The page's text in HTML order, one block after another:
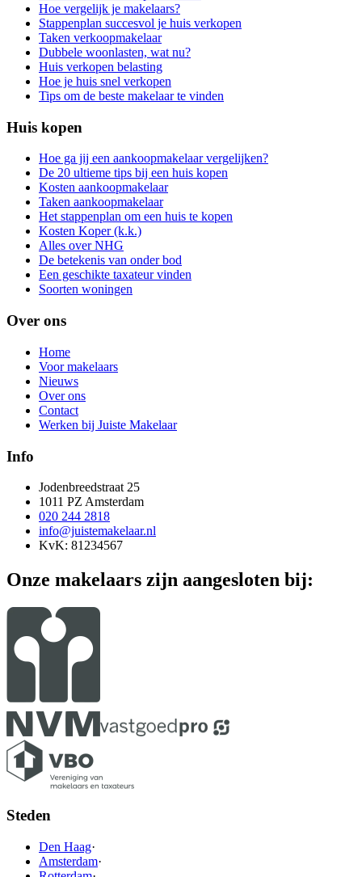
Hoe vergelijk je makelaars?
Stappenplan succesvol je huis verkopen
Taken verkoopmakelaar
Dubbele woonlasten, wat nu?
Huis verkopen belasting
Hoe je huis snel verkopen
Tips om de beste makelaar te vinden
Huis kopen
Hoe ga jij een aankoopmakelaar vergelijken?
De 20 ultieme tips bij een huis kopen
Kosten aankoopmakelaar
Taken aankoopmakelaar
Het stappenplan om een huis te kopen
Kosten Koper (k.k.)
Alles over NHG
De betekenis van onder bod
Een geschikte taxateur vinden
Soorten woningen
Over ons
Home
Voor makelaars
Nieuws
Over ons
Contact
Werken bij Juiste Makelaar
Info
Jodenbreedstraat 25
1011 PZ Amsterdam
020 244 2818
info@juistemakelaar.nl
KvK: 81234567
Onze makelaars zijn aangesloten bij:
Steden
Den Haag·
Amsterdam·